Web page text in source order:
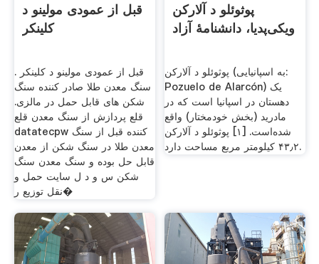
قبل از عمودی مولینو د
کلینکر
قبل از عمودی مولینو د کلینکر .
سنگ معدن طلا صادر کننده سنگ
شکن های قابل حمل در مالزی.
قلع پردازش از سنگ معدن قلع
datatecpw کننده قبل از سنگ
معدن طلا در سنگ شکن از معدن
قابل حل بوده و سنگ معدن سنگ
شکن س و د ل سایت حمل و
نقل توزیع ر�
پوثوئلو د آلارکن
ویکی‌پدیا، دانشنامهٔ آزاد
پوثوئلو د آلارکن (به اسپانیایی:
Pozuelo de Alarcón) یک
دهستان در اسپانیا است که در
مادرید (بخش خودمختار) واقع
شده‌است. [۱] پوثوئلو د آلارکن
۴۳٫۲ کیلومتر مربع مساحت دارد.